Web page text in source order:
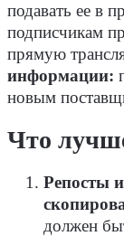
подавать ее в
подписчикам
прямую
информации:
новым
Что
Репосты
должен